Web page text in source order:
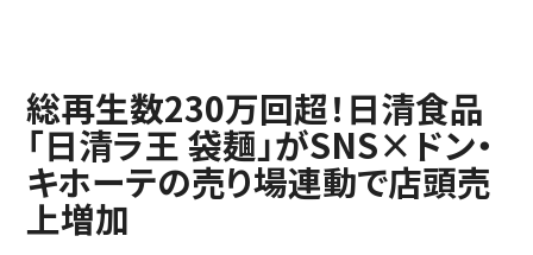
総再生数230万回超！日清食品
「日清ラ王 袋麺」がSNS×ドン・
キホーテの売り場連動で店頭売
上増加